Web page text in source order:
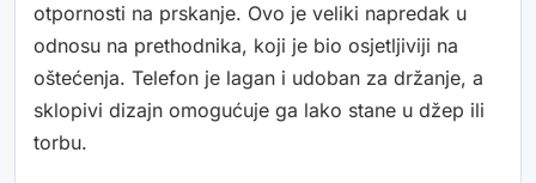
otpornosti na prskanje. Ovo je veliki napredak u
odnosu na prethodnika, koji je bio osjetljiviji na
oštećenja. Telefon je lagan i udoban za držanje, a
sklopivi dizajn omogućuje ga lako stane u džep ili
torbu.